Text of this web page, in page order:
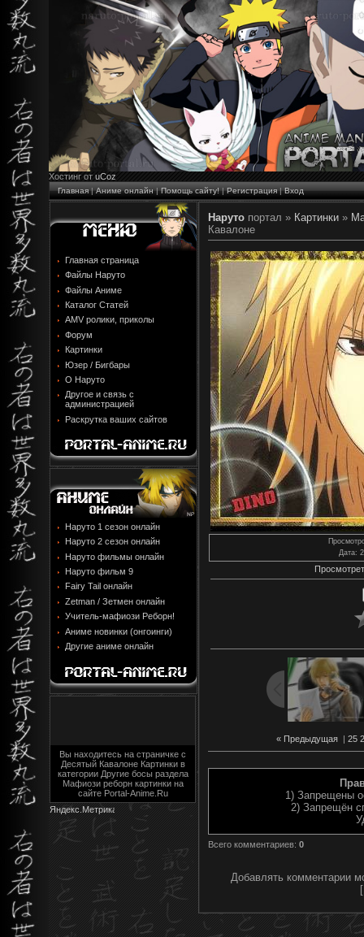
Хостинг от uCoz
Главная|Аниме онлайн|Помощь сайту!|Регистрация|Вход
Главная страница
Файлы Наруто
Файлы Аниме
Каталог Статей
AMV ролики, приколы
Форум
Картинки
Юзер / Бигбары
О Наруто
Другое и связь с
администрацией
Раскрутка ваших сайтов
Наруто 1 сезон онлайн
Наруто 2 сезон онлайн
Наруто фильмы онлайн
Наруто фильм 9
Fairy Tail онлайн
Zetman / Зетмен онлайн
Учитель-мафиози Реборн!
Аниме новинки (онгоинги)
Другие аниме онлайн
Вы находитесь на страничке с
Десятый Кавалоне Картинки в
категории Другие босы раздела
Мафиози реборн картинки на
сайте Portal-Anime.Ru
Наруто портал » Картинки »
Кавалоне
Дата:
« Предыдущая 25
1) Запрещены
2) Запрещён
Всего комментариев: 0
Добавлять комментарии